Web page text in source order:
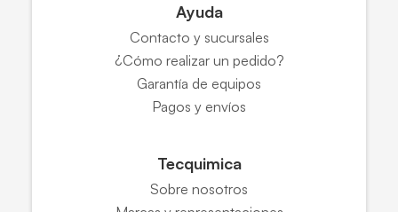
Ayuda
Contacto y sucursales
¿Cómo realizar un pedido?
Garantía de equipos
Pagos y envíos
Tecquimica
Sobre nosotros